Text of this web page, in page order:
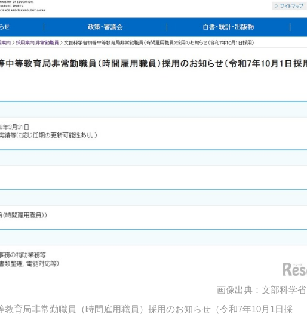
画像出典：文部科学省
教育局非常勤職員（時間雇用職員）採用のお知らせ（令和7年10月1日採